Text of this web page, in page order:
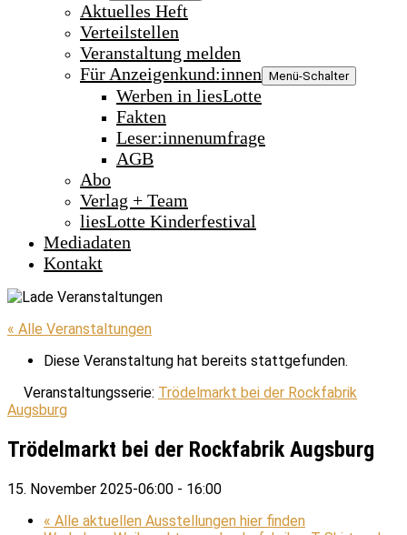
Aktuelles Heft
Verteilstellen
Veranstaltung melden
Für Anzeigenkund:innen Menü-Schalter
Werben in liesLotte
Fakten
Leser:innenumfrage
AGB
Abo
Verlag + Team
liesLotte Kinderfestival
Mediadaten
Kontakt
« Alle Veranstaltungen
Diese Veranstaltung hat bereits stattgefunden.
Veranstaltungsserie: Trödelmarkt bei der Rockfabrik
Augsburg
Trödelmarkt bei der Rockfabrik Augsburg
15. November 2025-06:00 - 16:00
« Alle aktuellen Ausstellungen hier finden